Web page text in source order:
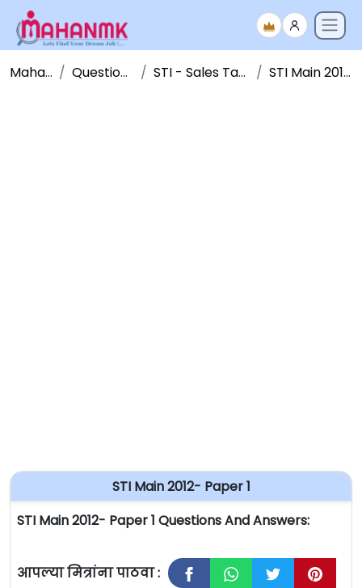
Maha NMK Question Papers STI - Sales Tax Inspector STI Main 2012- Paper 1
STI Main 2012- Paper 1
STI Main 2012- Paper 1 Questions And Answers:
आपल्या मित्रांना पाठवा :